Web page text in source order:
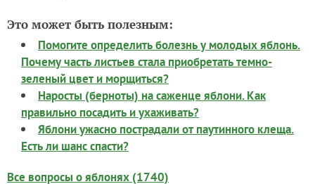
Это может быть полезным:
Помогите определить болезнь у молодых яблонь.
Почему часть листьев стала приобретать темно-
зеленый цвет и морщиться?
Наросты (берноты) на саженце яблони. Как
правильно посадить и ухаживать?
Яблони ужасно пострадали от паутинного клеща.
Есть ли шанс спасти?
Все вопросы о яблонях (1740)